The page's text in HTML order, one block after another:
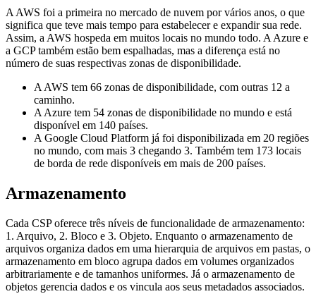
A AWS foi a primeira no mercado de nuvem por vários anos, o que
significa que teve mais tempo para estabelecer e expandir sua rede.
Assim, a AWS hospeda em muitos locais no mundo todo. A Azure e
a GCP também estão bem espalhadas, mas a diferença está no
número de suas respectivas zonas de disponibilidade.
A AWS tem 66 zonas de disponibilidade, com outras 12 a
caminho.
A Azure tem 54 zonas de disponibilidade no mundo e está
disponível em 140 países.
A Google Cloud Platform já foi disponibilizada em 20 regiões
no mundo, com mais 3 chegando 3. Também tem 173 locais
de borda de rede disponíveis em mais de 200 países.
Armazenamento
Cada CSP oferece três níveis de funcionalidade de armazenamento:
1. Arquivo, 2. Bloco e 3. Objeto. Enquanto o armazenamento de
arquivos organiza dados em uma hierarquia de arquivos em pastas, o
armazenamento em bloco agrupa dados em volumes organizados
arbitrariamente e de tamanhos uniformes. Já o armazenamento de
objetos gerencia dados e os vincula aos seus metadados associados.